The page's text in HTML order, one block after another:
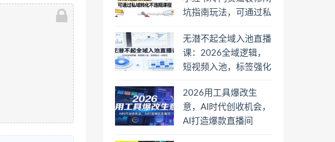
坑指南玩法，可通过私
无潜不起全域入池直播
课：2026全域逻辑，
短视频入池，标签强化
2026用工具爆改生
意，AI时代创收机会，
AI打造爆款直播间